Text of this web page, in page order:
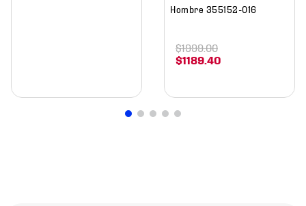
Hombre 355152-016
$1189 40
$1999.00